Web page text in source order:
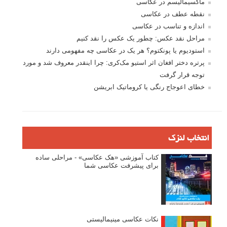
ماکسیمالیسم در عکاسی
نقطه عطف در عکاسی
اندازه و تناسب در عکاسی
مراحل نقد عکس: چطور یک عکس را نقد کنیم
استودیوم یا پونکتوم؟ هر یک در عکاسی چه مفهومی دارند
پرتره دختر افغان اثر استیو مک‌کری: چرا اینقدر معروف شد و مورد
توجه قرار گرفت
خطای اعوجاج رنگی یا کروماتیک ابریشن
انتخاب لنزک
کتاب آموزشی «هک عکاسی» - مراحلی ساده
برای پیشرفت عکاسی شما
نکات عکاسی مینیمالیستی